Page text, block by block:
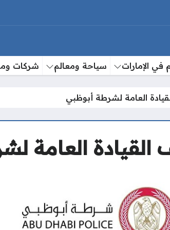
في الإمارات سياحة ومعالم شركات
العامة لشرطة أبوظبي
القيادة العامة